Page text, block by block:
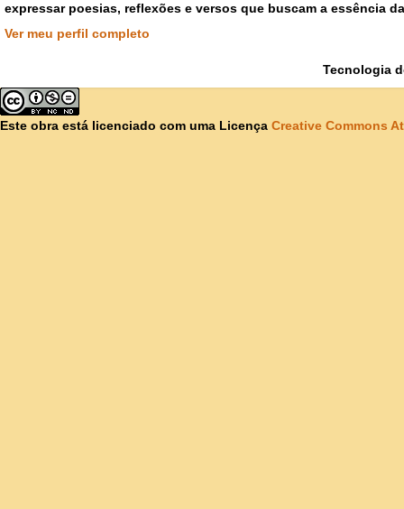
expressar poesias, reflexões e versos que buscam a essência
Ver meu perfil completo
Tecnologia
Este obra está licenciado com uma Licença Creative Commons